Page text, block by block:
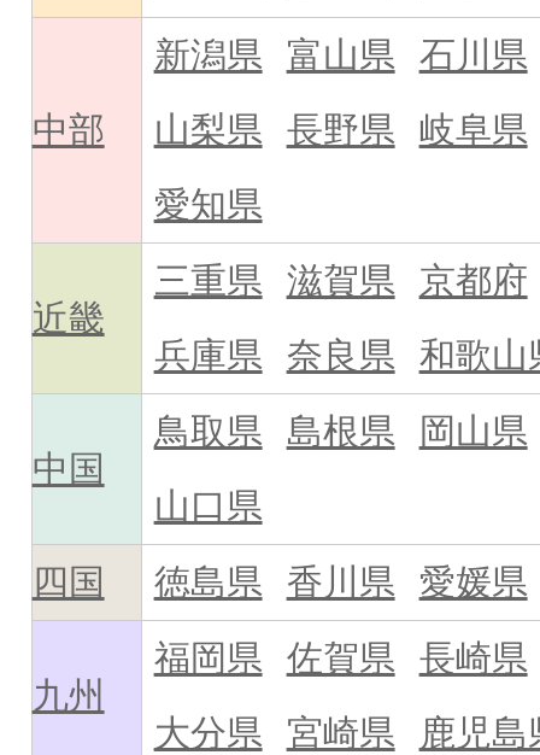
中部
新潟県 富山県
石川県
山梨県
長野県
岐阜県
愛知県
近畿
三重県 滋賀県
京都府
兵庫県
奈良県 和歌山
中国
鳥取県 島根県
岡山県
山口県
四国
徳島県 香川県 愛媛県
九州
福岡県 佐賀県
長崎県
大分県
宮崎県
鹿児島